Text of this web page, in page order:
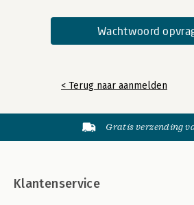
< Terug naar aanmelden
Gratis verzending
Klantenservice